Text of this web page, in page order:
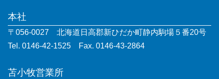
本社
〒056-0027 北海道日高郡新ひだか町静内駒場５番20号
Tel. 0146-42-1525 Fax. 0146-43-2864
苫小牧営業所